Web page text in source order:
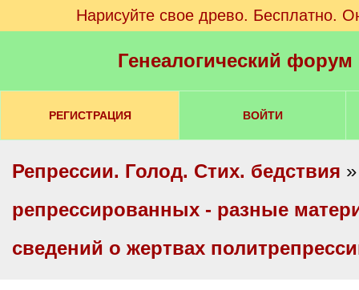
Нарисуйте свое древо. Бесплатно.
Генеалогический
РЕГИСТРАЦИЯ ВОЙТИ
Репрессии. Голод. Стих. бедствия
репрессированных - разные
сведений о жертвах